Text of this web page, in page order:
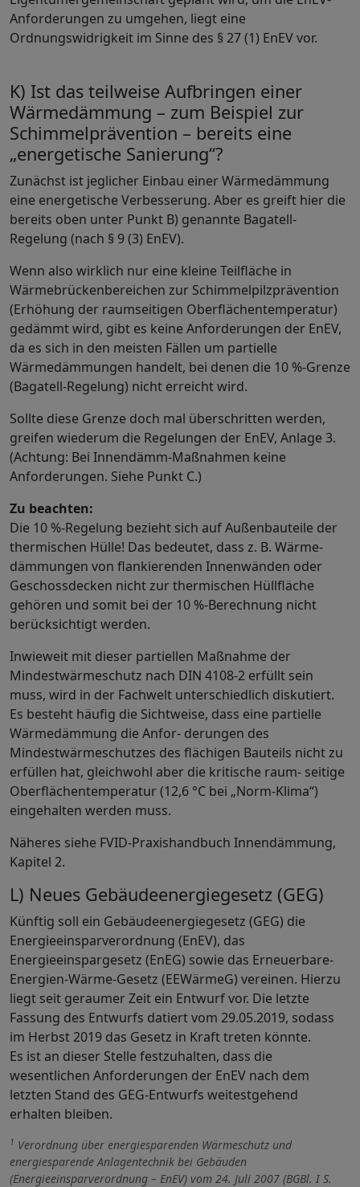
Anforderungen zu umgehen, liegt eine
Ordnungswidrigkeit im Sinne des § 27 (1) EnEV vor.
K) Ist das teilweise Aufbringen einer
Wärmedämmung – zum Beispiel zur
Schimmelprävention – bereits eine
„energetische Sanierung“?
Zunächst ist jeglicher Einbau einer Wärmedämmung
eine energetische Verbesserung. Aber es greift hier die
bereits oben unter Punkt B) genannte Bagatell-
Regelung (nach § 9 (3) EnEV).
Wenn also wirklich nur eine kleine Teilfläche in
Wärmebrückenbereichen zur Schimmelpilzprävention
(Erhöhung der raumseitigen Oberflächentemperatur)
gedämmt wird, gibt es keine Anforderungen der EnEV,
da es sich in den meisten Fällen um partielle
Wärmedämmungen handelt, bei denen die 10 %-Grenze
(Bagatell-Regelung) nicht erreicht wird.
Sollte diese Grenze doch mal überschritten werden,
greifen wiederum die Regelungen der EnEV, Anlage 3.
(Achtung: Bei Innendämm-Maßnahmen keine
Anforderungen. Siehe Punkt C.)
Zu beachten:
Die 10 %-Regelung bezieht sich auf Außenbauteile der
thermischen Hülle! Das bedeutet, dass z. B. Wärme-
dämmungen von flankierenden Innenwänden oder
Geschossdecken nicht zur thermischen Hüllfläche
gehören und somit bei der 10 %-Berechnung nicht
berücksichtigt werden.
Inwieweit mit dieser partiellen Maßnahme der
Mindestwärmeschutz nach DIN 4108-2 erfüllt sein
muss, wird in der Fachwelt unterschiedlich diskutiert.
Es besteht häufig die Sichtweise, dass eine partielle
Wärmedämmung die Anfor- derungen des
Mindestwärmeschutzes des flächigen Bauteils nicht zu
erfüllen hat, gleichwohl aber die kritische raum- seitige
Oberflächentemperatur (12,6 °C bei „Norm-Klima“)
eingehalten werden muss.
Näheres siehe FVID-Praxishandbuch Innendämmung,
Kapitel 2.
L) Neues Gebäudeenergiegesetz (GEG)
Künftig soll ein Gebäudeenergiegesetz (GEG) die
Energieeinsparverordnung (EnEV), das
Energieeinspargesetz (EnEG) sowie das Erneuerbare-
Energien-Wärme-Gesetz (EEWärmeG) vereinen. Hierzu
liegt seit geraumer Zeit ein Entwurf vor. Die letzte
Fassung des Entwurfs datiert vom 29.05.2019, sodass
im Herbst 2019 das Gesetz in Kraft treten könnte.
Es ist an dieser Stelle festzuhalten, dass die
wesentlichen Anforderungen der EnEV nach dem
letzten Stand des GEG-Entwurfs weitestgehend
erhalten bleiben.
1 Verordnung über energiesparenden Wärmeschutz und
energiesparende Anlagentechnik bei Gebäuden
(Energieeinsparverordnung – EnEV) vom 24. Juli 2007 (BGBl. I S.